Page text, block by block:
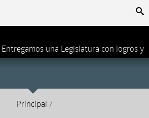
Entregamos una Legislatura con logros y
Principal /